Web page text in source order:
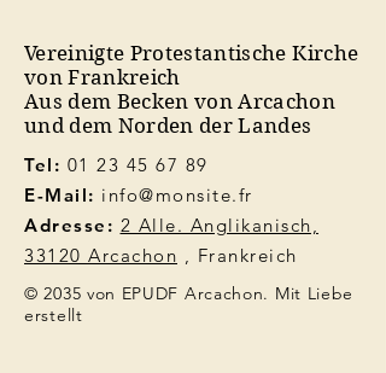
Vereinigte Protestantische Kirche
von Frankreich
Aus dem Becken von Arcachon
und dem Norden der Landes
Tel: 01 23 45 67 89
E-Mail: info@monsite.fr
Adresse: 2 Alle. Anglikanisch,
33120 Arcachon , Frankreich
© 2035 von EPUDF Arcachon. Mit Liebe
erstellt